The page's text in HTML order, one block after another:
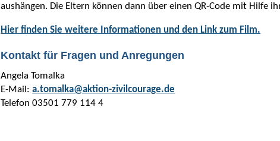
aushängen. Die Eltern können dann über einen QR-Code mit Hilfe
Hier finden Sie weitere Informationen und den Link zum Film.
Kontakt für Fragen und Anregungen
Angela Tomalka
E-Mail:a.tomalka@aktion-zivilcourage.de
Telefon 03501 779 114 4